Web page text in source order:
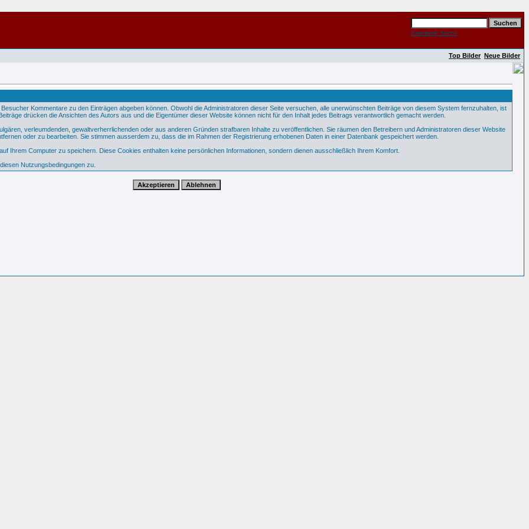
Erweiterte Suche
Top Bilder Neue Bilder
Kommentare zu den Einträgen abgeben können. Obwohl die Administratoren dieser Seite versuchen, alle unerwünschten Beiträge von diesem System fernzuhalten, ist
drücken die Ansichten des Autors aus und die Eigentümer dieser Website können nicht für den Inhalt jedes Beitrags verantwortlich gemacht werden.
verleumdenden, gewaltverherrlichenden oder aus anderen Gründen strafbaren Inhalte zu veröffentlichen. Sie räumen den Betreibern und Administratoren dieser Website
oder zu bearbeiten. Sie stimmen ausserdem zu, dass die im Rahmen der Registrierung erhobenen Daten in einer Datenbank gespeichert werden.
Ihrem Computer zu speichern. Diese Cookies enthalten keine persönlichen Informationen, sondern dienen ausschließlich Ihrem Komfort.
Nutzungsbedingungen zu.